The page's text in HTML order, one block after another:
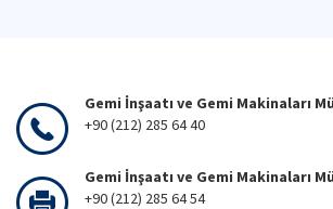
Gemi İnşaatı ve Gemi Makinaları
+90 (212) 285 64 40
Gemi İnşaatı ve Gemi Makinaları
+90 (212) 285 64 54